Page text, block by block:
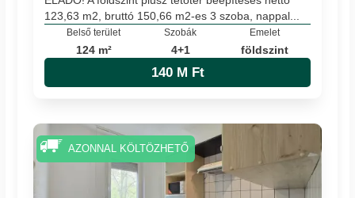
123,63 m2, bruttó 150,66 m2-es 3 szoba, nappal...
Belső terület
124 m²
Szobák
4+1
Emelet
földszint
140 M Ft
AZONNAL KÖLTÖZHETŐ